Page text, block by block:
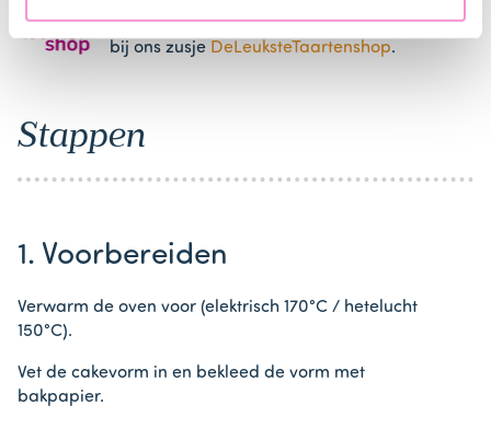
Bestel gemakkelijk en snel je bakproducten
bij ons zusje DeLeuksteTaartenshop.
Stappen
1. Voorbereiden
Verwarm de oven voor (elektrisch 170°C / hetelucht
150°C).
Vet de cakevorm in en bekleed de vorm met
bakpapier.